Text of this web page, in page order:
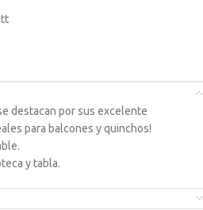
destacan por sus excelente
para balcones y quinchos!
y tabla.